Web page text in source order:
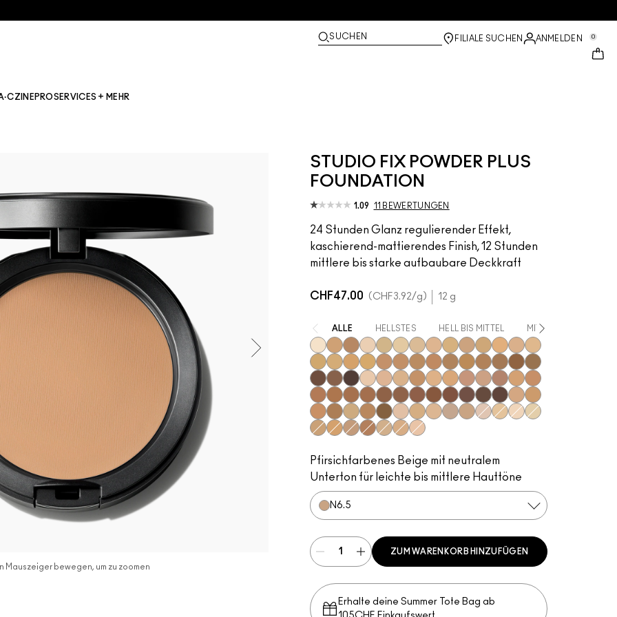
SUCHEN FILIALE SUCHEN ANMELDEN 0
PROSERVICES + MEHR
STUDIO FIX POWDER PLUS
FOUNDATION
1.09 11 BEWERTUNGEN
24 Stunden Glanz regulierender Effekt,
kaschierend-mattierendes Finish, 12 Stunden
mittlere bis starke aufbaubare Deckkraft
Mauszeiger bewegen, um zu zoomen
CHF47.00 CHF3.92/g 12 g
ALLE HELLSTES HELL BIS MITTEL MITTEL BIS DUNKEL
NC5NC41.5
C6NW12C30NC13NC15NC16NC17NC18​NC20​NC25​NC27​NC35​
NC37​NC38​NC41​NC42NC43.5​
NC44​NC44.5​
NC45​NC45.5​
NC46​NC47​NC50​NC55​NC58​
NC60​NC63​NC65​NW5​NW10​NW13​NW15​NW20​
NW22​NW25​NW30​
NW33​NW35​
NW40​
NW43​NW44​NW46​NW47​NW48​NW50​NW53​NW55​NW57​NW58​NW60​NW65​
C4.5​C5​
C5.5​
C8​C40​C45​C55​N4​N4.75​
N5​
Pfirsichfarbenes Beige mit neutralem
Unterton für leichte bis mittlere Hauttöne
N6.5​
ZUM WARENKORB HINZUFÜGEN
Erhalte deine Summer Tote Bag ab